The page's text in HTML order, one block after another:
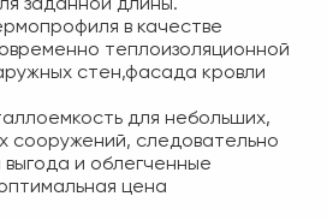
заданной длины.
в качестве
теплоизоляционной
стен,фасада кровли
для небольших,
сооружений, следовательно
и облегченные
цена